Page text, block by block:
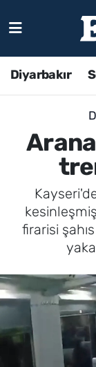
Diyarbakır
firarisi